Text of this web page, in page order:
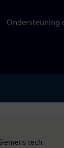
Ondersteuning
tech